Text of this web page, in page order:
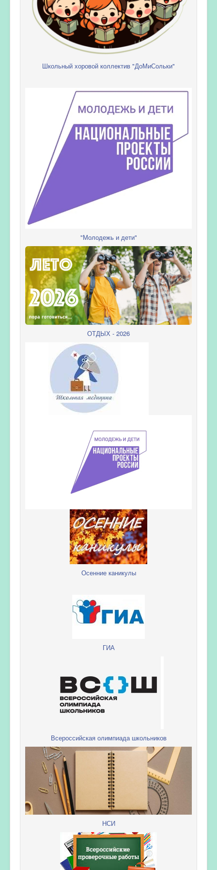
Школьный хоровой коллектив "ДоМиСольки"
"Молодежь и дети"
ОТДЫХ - 2026
Осенние каникулы
ГИА
Всероссийская олимпиада школьников
НСИ